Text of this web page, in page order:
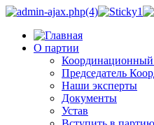
О партии
Координационный
Председатель
Наши эксперты
Документы
Устав